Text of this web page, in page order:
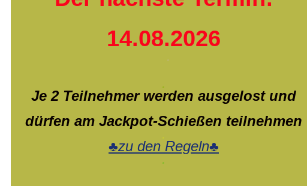
14.08.2026
.
.
Je 2 Teilnehmer werden ausgelost und
dürfen am Jackpot-Schießen teilnehmen
♣zu den Regeln♣
.